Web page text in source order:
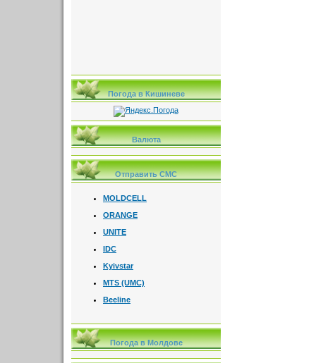
Погода в Кишиневе
Валюта
Отправить СМС
MOLDCELL
ORANGE
UNITE
IDC
Kyivstar
MTS (UMC)
Beeline
Погода в Молдове